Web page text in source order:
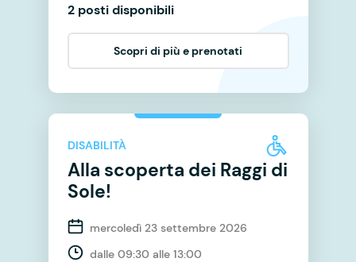
2 posti disponibili
Scopri di più e prenotati
DISABILITÀ
Alla scoperta dei Raggi di
Sole!
mercoledì 23 settembre 2026
dalle 09:30 alle 13:00